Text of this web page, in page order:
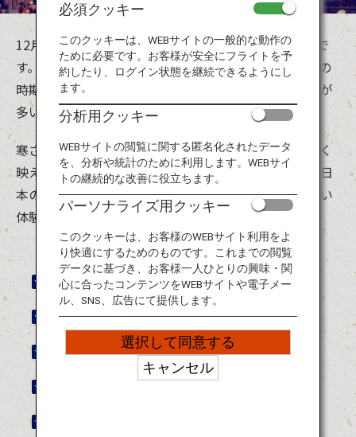
旅のお役立ち情報
ANA サービス
12月から2月頃は日本の冬にあたり、非常に寒い季節で
す。一年を振り返り、決意を新たにする大晦日・正月の
時期は年間で一番多くの風習が残り、寒さに挑むものが
多いのも特徴です。
寒さの中であえて裸になり身を清めたり、寒空に美しく
映える花火を楽しんだり、お祭りの神髄が感じられる日
本の冬。日本各地のお祭りで、この季節にしかできない
体験を楽しんでみてはいかがでしょうか。
西大寺会陽
氷瀑まつり
片江墨つけとんど
必須クッキー
このクッキーは、WEBサイトの一般的な動作の
ために必要です。お客様が安全にフライトを予
約したり、ログイン状態を継続できるようにし
ます。
分析用クッキー
WEBサイトの閲覧に関する匿名化されたデータ
を、分析や統計のために利用します。WEBサイ
トの継続的な改善に役立ちます。
パーソナライズ用クッキー
このクッキーは、お客様のWEBサイト利用をよ
り快適にするためのものです。これまでの閲覧
データに基づき、お客様一人ひとりの興味・関
心に合ったコンテンツをWEBサイトや電子メー
ル、SNS、広告にて提供します。
選択して同意する
キャンセル